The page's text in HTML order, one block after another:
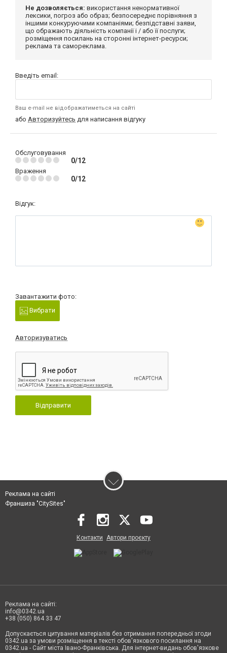
Не дозволяється: використання ненормативної
лексики, погроз або образ; безпосереднє порівняння з
іншими конкуруючими компаніями; безпідставні заяви,
що ображають діяльність компанії і / або її послуги;
розміщення посилань на сторонні інтернет-ресурси;
реклама та самореклама.
Введіть email:
Ваш e-mail не відображатиметься на сайті
або Авторизуйтесь для написання відгуку
Обслуговування
0/12
Враження
0/12
Відгук:
Завантажити фото:
Вибрати
Авторизуватись
Відправити
Реклама на сайті
Франшиза "CitySites"
Контакти Автори проєкту
Реклама на сайті:
info@0342.ua
+38 (050) 864 33 47
Допускається цитування матеріалів без отримання попередньої згоди
0342.ua за умови розміщення в тексті обов'язкового посилання на
0342.ua - Сайт міста Івано-Франківська. Для інтернет-видань обов'язкове